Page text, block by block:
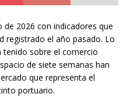
2026 con indicadores que
registrado el año pasado. Lo
sobre el comercio
de siete semanas han
que representa el
portuario.